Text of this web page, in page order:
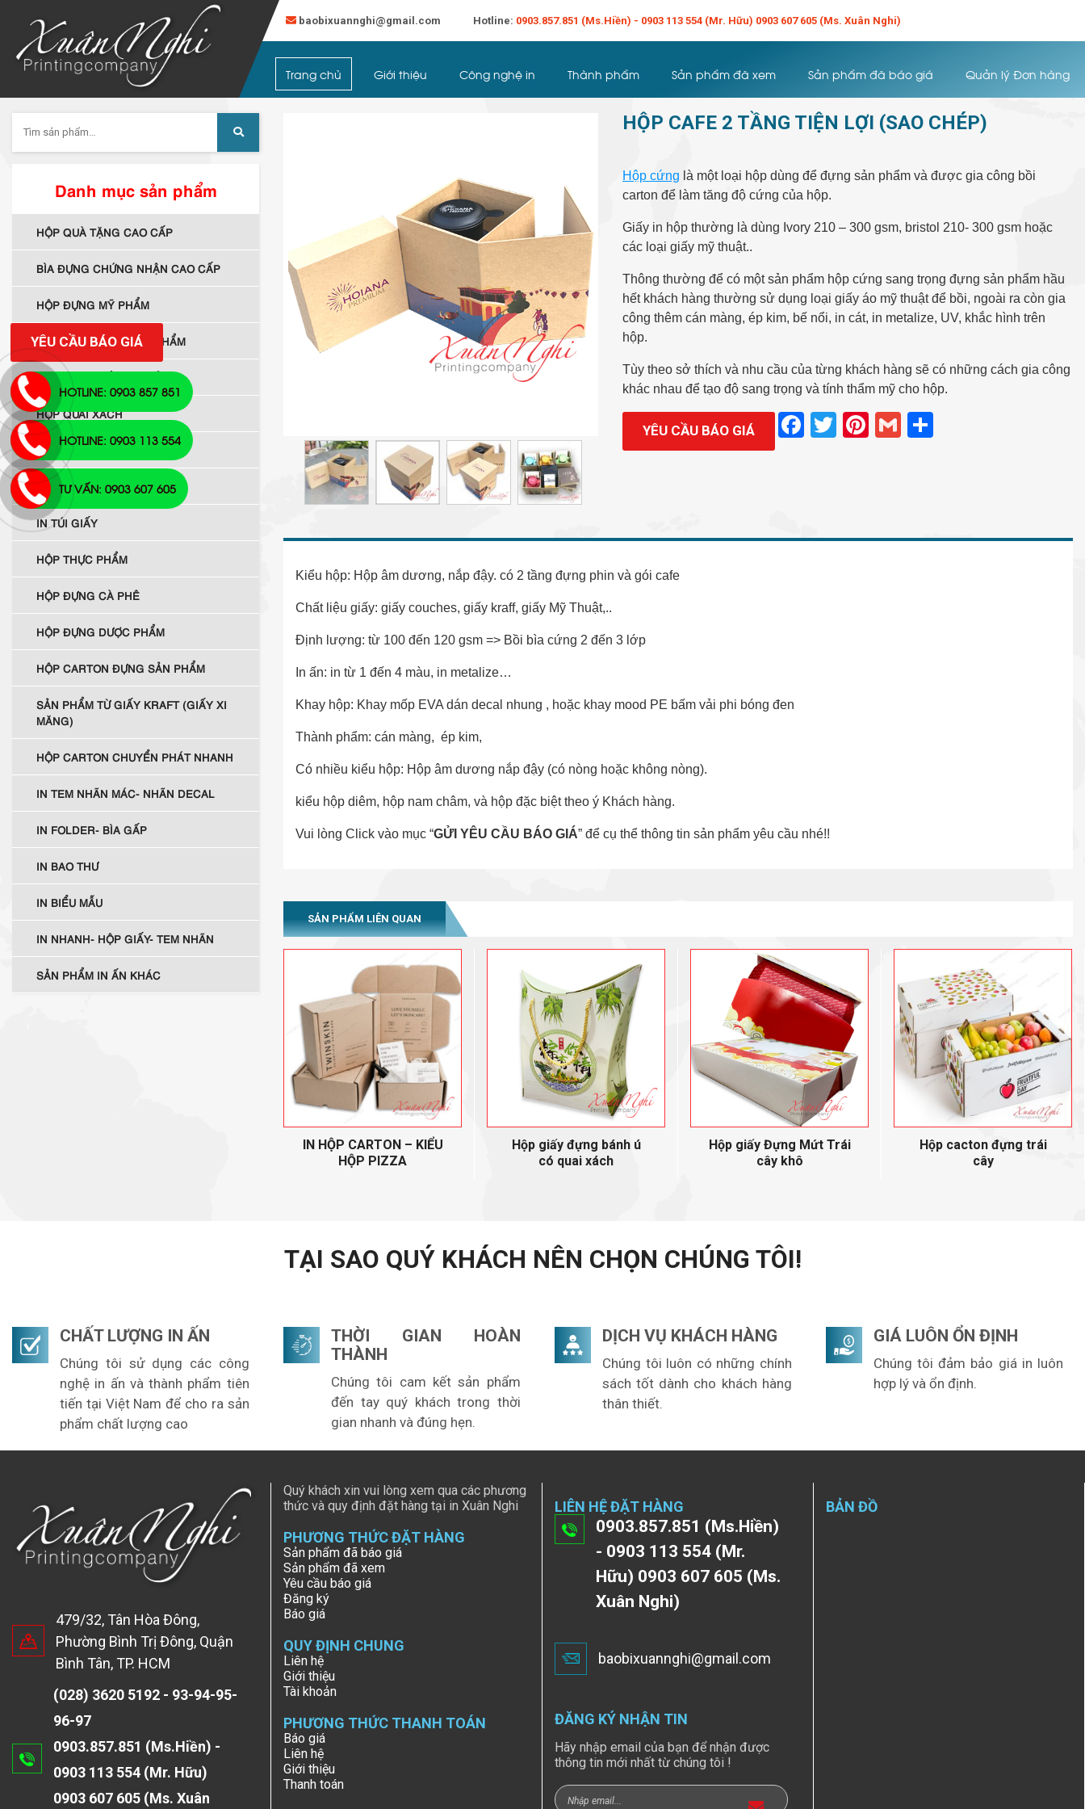
baobixuannghi@gmail.com Hotline: 0903.857.851 (Ms.Hiền) - 0903 113 554 (Mr. Hữu) 0903 607 605 (Ms. Xuân Nghi)
Trang chủ Giới thiệu Công nghệ in Thành phẩm Sản phẩm đã xem Sản phẩm đã báo giá Quản lý Đơn hàng
HỘP CAFE 2 TẦNG TIỆN LỢI (SAO CHÉP)
Hộp cứng là một loại hộp dùng để đựng sản phẩm và được gia công bồi
carton để làm tăng độ cứng của hộp.
Giấy in hộp thường là dùng Ivory 210 – 300 gsm, bristol 210- 300 gsm hoặc
các loại giấy mỹ thuật..
Thông thường để có một sản phẩm hộp cứng sang trọng đựng sản phẩm hầu
hết khách hàng thường sử dụng loại giấy áo mỹ thuật để bồi, ngoài ra còn gia
công thêm cán màng, ép kim, bế nổi, in cát, in metalize, UV, khắc hình trên
hộp.
Tùy theo sở thích và nhu cầu của từng khách hàng sẽ có những cách gia công
khác nhau để tạo độ sang trọng và tính thẩm mỹ cho hộp.
YÊU CẦU BÁO GIÁ Facebook
Twitter
Pinterest
Gmail
Kiểu hộp: Hộp âm dương, nắp đậy. có 2 tầng đựng phin và gói cafe
Chất liệu giấy: giấy couches, giấy kraff, giấy Mỹ Thuật,..
Định lượng: từ 100 đến 120 gsm => Bồi bìa cứng 2 đến 3 lớp
In ấn: in từ 1 đến 4 màu, in metalize…
Khay hộp: Khay mốp EVA dán decal nhung , hoặc khay mood PE bấm vải phi bóng đen
Thành phẩm: cán màng, ép kim,
Có nhiều kiểu hộp: Hộp âm dương nắp đậy (có nòng hoặc không nòng).
kiểu hộp diêm, hộp nam châm, và hộp đặc biệt theo ý Khách hàng.
Vui lòng Click vào mục “GỬI YÊU CẦU BÁO GIÁ” để cụ thể thông tin sản phẩm yêu cầu nhé!!
SẢN PHẨM LIÊN QUAN
IN HỘP CARTON – KIỂU
HỘP PIZZA
Hộp giấy đựng bánh ú
có quai xách
Hộp giấy Đựng Mứt Trái
cây khô
Hộp cacton đựng trái
cây
kiếm:
Danh mục sản phẩm
HỘP QUÀ TẶNG CAO CẤP
BÌA ĐỰNG CHỨNG NHẬN CAO CẤP
HỘP ĐỰNG MỸ PHẨM
HỘP GIẤY ĐỰNG SẢN PHẨM
HỘP ĐỰNG ĐỒ ĐIỆN TỬ
HỘP QUAI XÁCH
HỘP ĐỰNG GIÀY
IN NHANH
IN TÚI GIẤY
HỘP THỰC PHẨM
HỘP ĐỰNG CÀ PHÊ
HỘP ĐỰNG DƯỢC PHẨM
HỘP CARTON ĐỰNG SẢN PHẨM
SẢN PHẨM TỪ GIẤY KRAFT (GIẤY XI
MĂNG)
HỘP CARTON CHUYỂN PHÁT NHANH
IN TEM NHÃN MÁC- NHÃN DECAL
IN FOLDER- BÌA GẤP
IN BAO THƯ
IN BIỂU MẪU
IN NHANH- HỘP GIẤY- TEM NHÃN
SẢN PHẨM IN ẤN KHÁC
TẠI SAO QUÝ KHÁCH NÊN CHỌN CHÚNG TÔI!
CHẤT LƯỢNG IN ẤN
Chúng tôi sử dụng các công
nghệ in ấn và thành phẩm tiên
tiến tại Việt Nam để cho ra sản
phẩm chất lượng cao
THỜI GIAN HOÀN
THÀNH
Chúng tôi cam kết sản phẩm
đến tay quý khách trong thời
gian nhanh và đúng hẹn.
DỊCH VỤ KHÁCH HÀNG
Chúng tôi luôn có những chính
sách tốt dành cho khách hàng
thân thiết.
GIÁ LUÔN ỔN ĐỊNH
Chúng tôi đảm bảo giá in luôn
hợp lý và ổn định.
479/32, Tân Hòa Đông,
Phường Bình Trị Đông, Quận
Bình Tân, TP. HCM
(028) 3620 5192 - 93-94-95-
96-97
0903.857.851 (Ms.Hiền) -
0903 113 554 (Mr. Hữu)
0903 607 605 (Ms. Xuân
Quý khách xin vui lòng xem qua các phương
thức và quy định đặt hàng tại in Xuân Nghi
PHƯƠNG THỨC ĐẶT HÀNG
Sản phẩm đã báo giá
Sản phẩm đã xem
Yêu cầu báo giá
Đăng ký
Báo giá
QUY ĐỊNH CHUNG
Liên hệ
Giới thiệu
Tài khoản
PHƯƠNG THỨC THANH TOÁN
Báo giá
Liên hệ
Giới thiệu
Thanh toán
LIÊN HỆ ĐẶT HÀNG
0903.857.851 (Ms.Hiền)
- 0903 113 554 (Mr.
Hữu) 0903 607 605 (Ms.
Xuân Nghi)
baobixuannghi@gmail.com
ĐĂNG KÝ NHẬN TIN
Hãy nhập email của bạn để nhận được
thông tin mới nhất từ chúng tôi !
BẢN ĐỒ
YÊU CẦU BÁO GIÁ
TƯ VẤN: 0903 607 605
HOTLINE: 0903 113 554
HOTLINE: 0903 857 851